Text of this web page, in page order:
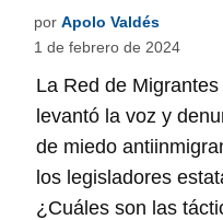
por Apolo Valdés
1 de febrero de 2024
La Red de
levantó la voz y
de miedo
los legisladores
¿Cuáles son las